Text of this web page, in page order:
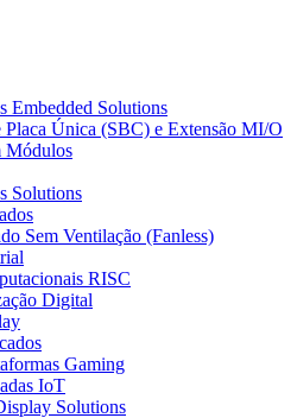
Embedded Solutions
Placa Única (SBC) e Extensão MI/O
Módulos
Solutions
Sem Ventilação (Fanless)
RISC
Digital
Gaming
IoT
Solutions